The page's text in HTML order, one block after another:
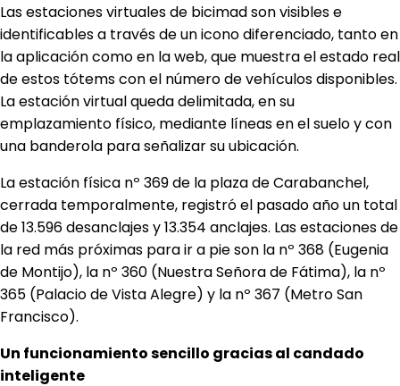
Las estaciones virtuales de bicimad son visibles e
identificables a través de un icono diferenciado, tanto en
la aplicación como en la web, que muestra el estado real
de estos tótems con el número de vehículos disponibles.
La estación virtual queda delimitada, en su
emplazamiento físico, mediante líneas en el suelo y con
una banderola para señalizar su ubicación.
La estación física nº 369 de la plaza de Carabanchel,
cerrada temporalmente, registró el pasado año un total
de 13.596 desanclajes y 13.354 anclajes. Las estaciones de
la red más próximas para ir a pie son la nº 368 (Eugenia
de Montijo), la nº 360 (Nuestra Señora de Fátima), la nº
365 (Palacio de Vista Alegre) y la nº 367 (Metro San
Francisco).
Un funcionamiento sencillo gracias al candado
inteligente